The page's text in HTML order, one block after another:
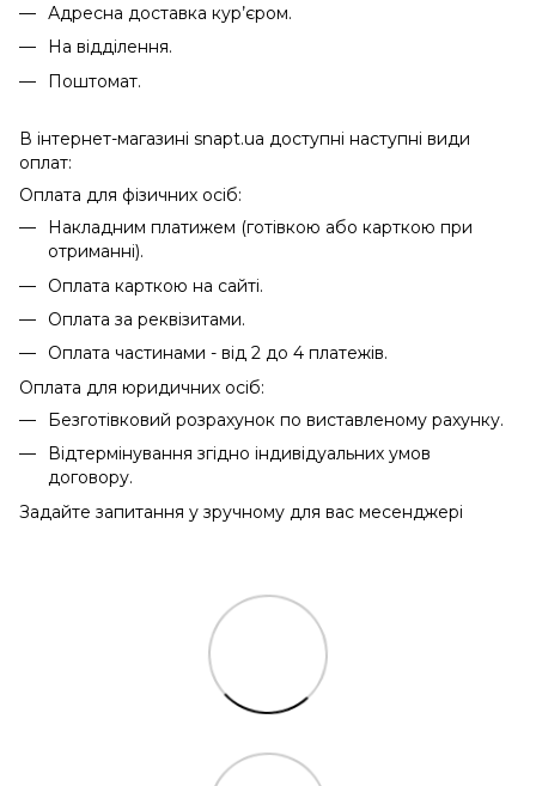
Адресна доставка кур’єром.
На відділення.
Поштомат.
В інтернет-магазині snapt.ua доступні наступні види
оплат:
Оплата для фізичних осіб:
Накладним платижем (готівкою або карткою при
отриманні).
Оплата карткою на сайті.
Оплата за реквізитами.
Оплата частинами - від 2 до 4 платежів.
Оплата для юридичних осіб:
Безготівковий розрахунок по виставленому рахунку.
Відтермінування згідно індивідуальних умов
договору.
Задайте запитання у зручному для вас месенджері